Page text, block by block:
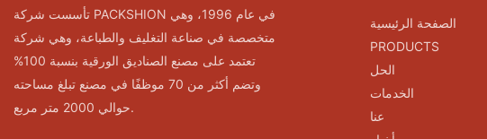
تأسست شركة PACKSHION في عام 1996، وهي
متخصصة في صناعة التغليف والطباعة، وهي شركة
تعتمد على مصنع الصناديق الورقية بنسبة 100%
وتضم أكثر من 70 موظفًا في مصنع تبلغ مساحته
حوالي 2000 متر مربع.
الصفحة الرئيسية
PRODUCTS
الحل
الخدمات
عنا